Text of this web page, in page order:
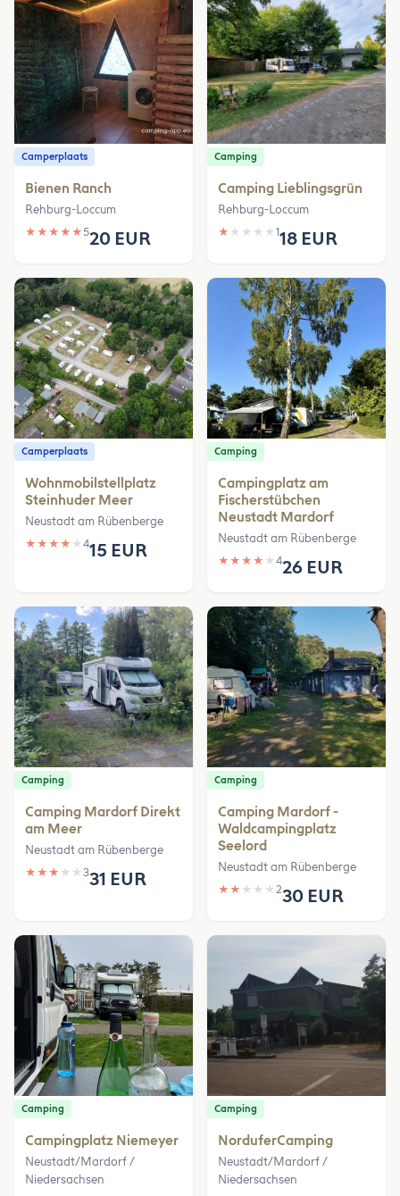
Camperplaats
Bienen Ranch
Rehburg-Loccum
★ ★ ★ ★ ★520 EUR
Camping
Camping Lieblingsgrün
Rehburg-Loccum
★ ★ ★ ★ ★ 118 EUR
Camperplaats
Wohnmobilstellplatz
Steinhuder Meer
Neustadt am Rübenberge
★ ★ ★ ★ ★ 415 EUR
Camping
Campingplatz am
Fischerstübchen
Neustadt Mardorf
Neustadt am Rübenberge
★ ★ ★ ★ ★ 426 EUR
Camping
Camping Mardorf Direkt
am Meer
Neustadt am Rübenberge
★ ★ ★ ★ ★ 331 EUR
Camping
Camping Mardorf -
Waldcampingplatz
Seelord
Neustadt am Rübenberge
★ ★ ★ ★ ★ 230 EUR
Camping
Campingplatz Niemeyer
Neustadt/Mardorf /
Niedersachsen
Camping
NorduferCamping
Neustadt/Mardorf /
Niedersachsen